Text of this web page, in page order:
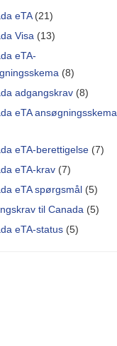
eTA(21)
Visa (13)
eTA-
(8)
adgangskrav (8)
eTA ansøgningsskema
eTA-berettigelse (7)
eTA-krav (7)
eTA spørgsmål (5)
til Canada (5)
eTA-status (5)